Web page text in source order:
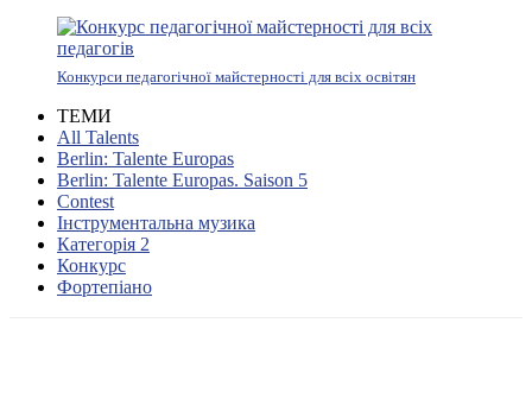
Конкурси педагогічної майстерності для всіх освітян
ТЕМИ
All Talents
Berlin: Talente Europas
Berlin: Talente Europas. Saison 5
Contest
Інструментальна музика
Категорія 2
Конкурс
Фортепіано